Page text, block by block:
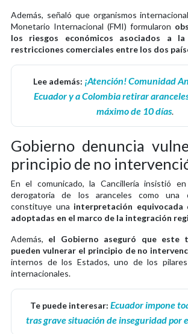
Además, señaló que organismos
Monetario Internacional (FMI) formularon
los riesgos económicos asociados a la
restricciones comerciales entre los dos
Lee además: ¡Atención! Comunidad
Ecuador y a Colombia retirar
máximo de 10 días.
Gobierno denuncia
principio de no
En el comunicado, la Cancillería insistió
derogatoria de los aranceles como una
constituye una interpretación equivocada
adoptadas en el marco de la integración
Además, el Gobierno aseguró que este
pueden vulnerar el principio de no
internos de los Estados, uno de los
internacionales.
Te puede interesar: Ecuador impone
tras grave situación de inseguridad por